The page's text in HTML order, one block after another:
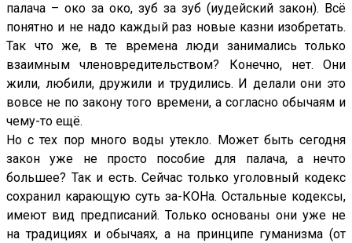
палача – око за око, зуб за зуб (иудейский закон). Всё
понятно и не надо каждый раз новые казни изобретать.
Так что же, в те времена люди занимались только
взаимным членовредительством? Конечно, нет. Они
жили, любили, дружили и трудились. И делали они это
вовсе не по закону того времени, а согласно обычаям и
чему-то ещё.
Но с тех пор много воды утекло. Может быть сегодня
закон уже не просто пособие для палача, а нечто
большее? Так и есть. Сейчас только уголовный кодекс
сохранил карающую суть за-КОНа. Остальные кодексы,
имеют вид предписаний. Только основаны они уже не
на традициях и обычаях, а на принципе гуманизма (от